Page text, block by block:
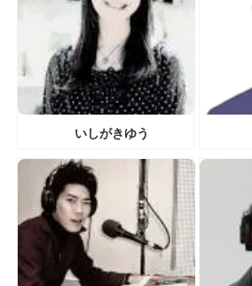
いしがきゆう